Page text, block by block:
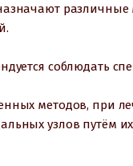
соблюдать
методов, при
узлов путём